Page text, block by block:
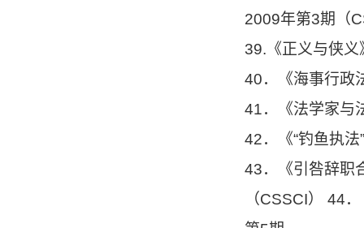
2009年第3期（
39.《正义与侠
40．《海事行政
41．《法学家与
42．《“钓鱼执
43．《引咎辞职
（CSSCI） 44